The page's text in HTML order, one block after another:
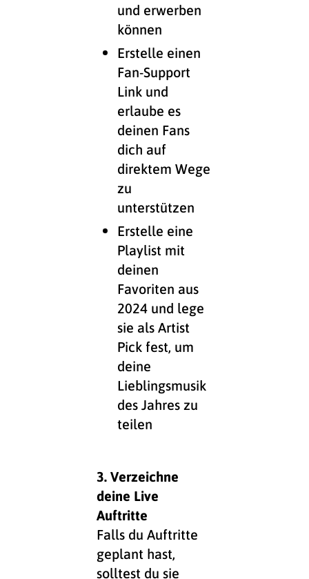
und erwerben
können
Erstelle einen
Fan-Support
Link und
erlaube es
deinen Fans
dich auf
direktem Wege
zu
unterstützen
Erstelle eine
Playlist mit
deinen
Favoriten aus
2024 und lege
sie als Artist
Pick fest, um
deine
Lieblingsmusik
des Jahres zu
teilen
3. Verzeichne
deine Live
Auftritte
Falls du Auftritte
geplant hast,
solltest du sie